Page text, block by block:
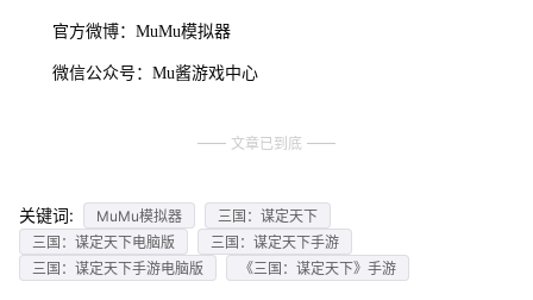
官方微博：MuMu模拟器
微信公众号：Mu酱游戏中心
文章已到底
关键词: MuMu模拟器
三国：谋定天下
三国：谋定天下电脑版
三国：谋定天下手游
三国：谋定天下手游电脑版
《三国：谋定天下》手游